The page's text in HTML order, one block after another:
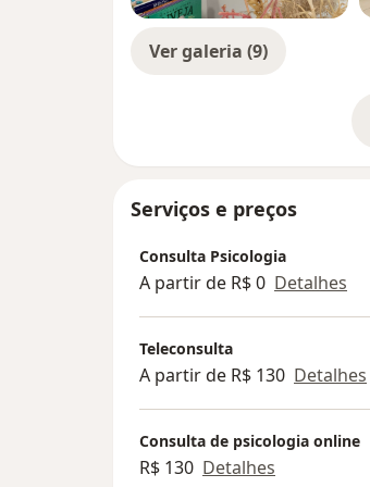
Ver galeria (9)
Serviços e preços
Consulta Psicologia
A partir de R$ 0 Detalhes
Teleconsulta
A partir de R$ 130 Detalhes
Consulta de psicologia online
R$ 130 Detalhes